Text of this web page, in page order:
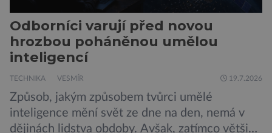
Odborníci varují před novou
hrozbou poháněnou umělou
inteligencí
TECHNIKA VESMÍR 19.7.2026
Způsob, jakým způsobem tvůrci umělé
inteligence mění svět ze dne na den, nemá v
dějinách lidstva obdoby. Avšak, zatímco většina